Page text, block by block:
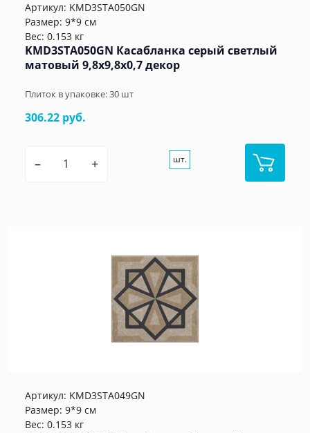
Артикул: KMD3STA050GN
Размер: 9*9 см
Вес: 0.153 кг
KMD3STA050GN Касабланка серый светлый
матовый 9,8x9,8x0,7 декор
Плиток в упаковке:30 шт
306.22 руб.
– + шт.
Артикул: KMD3STA049GN
Размер: 9*9 см
Вес: 0.153 кг